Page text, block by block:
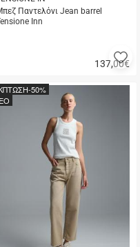
Παντελόνι Jean barrel
Inn
137,00€
-50%